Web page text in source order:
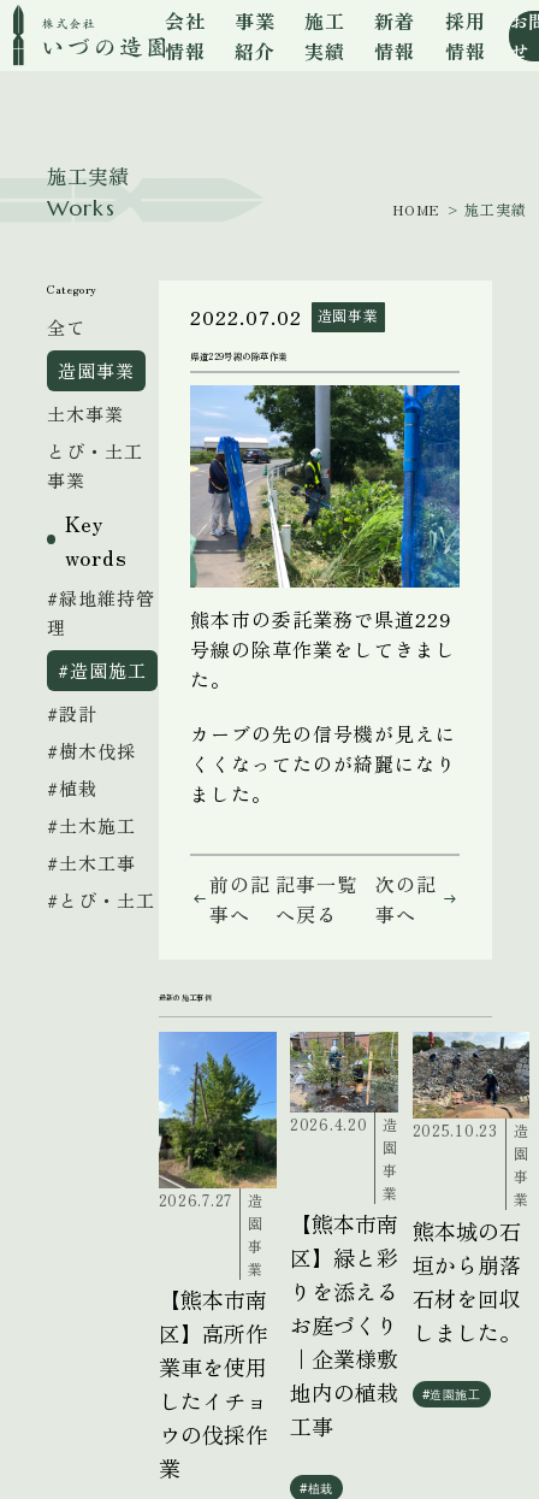
会社
情報
事業
紹介
施工
実績
新着
情報
採用
情報
お
せ
施工実績
Works HOME > 施工実績
Category
全て
造園事業
土木事業
とび・土工
事業
Key
words
#緑地維持管
理
#造園施工
#設計
#樹木伐採
#植栽
#土木施工
#土木工事
#とび・土工
2022.07.02 造園事業
県道229号線の除草作業
熊本市の委託業務で県道229
号線の除草作業をしてきまし
た。
カーブの先の信号機が見えに
くくなってたのが綺麗になり
ました。
前の記
事へ
記事一覧
へ戻る
次の記
事へ
最新の施工事例
2026.7.27
造
園
事
業
【熊本市南
区】高所作
業車を使用
したイチョ
ウの伐採作
業
2026.4.20
造
園
事
業
【熊本市南
区】緑と彩
りを添える
お庭づくり
｜企業様敷
地内の植栽
工事
#植栽
2025.10.23
造
園
事
業
熊本城の石
垣から崩落
石材を回収
しました。
#造園施工